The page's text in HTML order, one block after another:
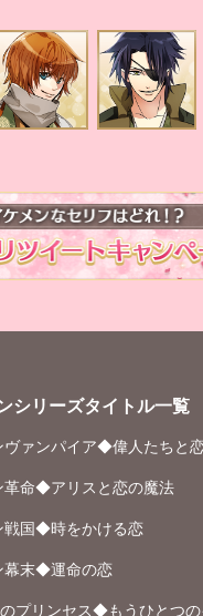
シリーズタイトル一覧
ヴァンパイア◆偉人たちと
革命◆アリスと恋の魔法
戦国◆時をかける恋
幕末◆運命の恋
プリンセス◆もうひとつ